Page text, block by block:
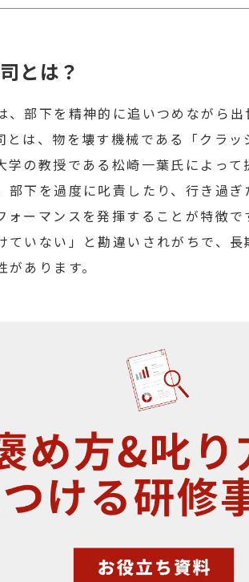
とは？
、部下を精神的に追いつめながら
とは、物を壊す機械である「クラ
学の教授である松崎一葉氏によって
部下を過度に叱責したり、行き過
ォーマンスを発揮することが特徴
ていない」と勘違いされがちで、
あります。